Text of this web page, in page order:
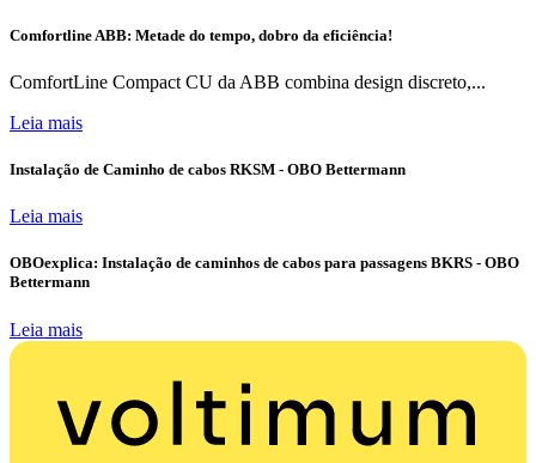
Comfortline ABB: Metade do tempo, dobro da eficiência!
ComfortLine Compact CU da ABB combina design discreto,...
Leia mais
Instalação de Caminho de cabos RKSM - OBO Bettermann
Leia mais
OBOexplica: Instalação de caminhos de cabos para passagens BKRS - OBO
Bettermann
Leia mais